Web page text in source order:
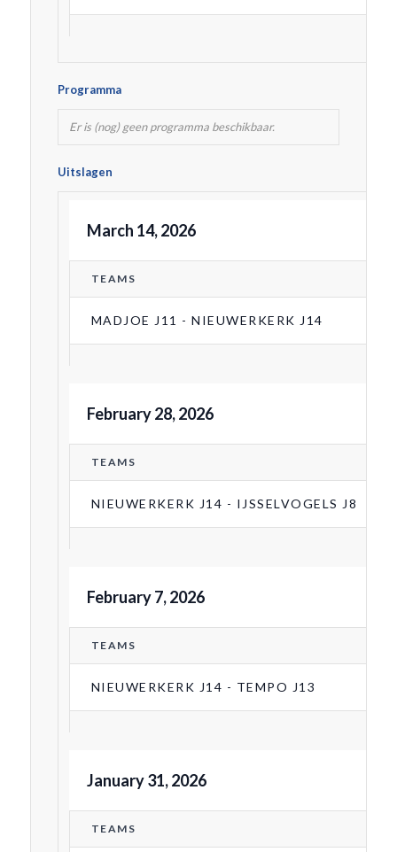
Programma
Er is (nog) geen programma beschikbaar.
Uitslagen
March 14, 2026
TEAMS
MADJOE J11 - NIEUWERKERK J14
February 28, 2026
TEAMS
NIEUWERKERK J14 - IJSSELVOGELS J8
February 7, 2026
TEAMS
NIEUWERKERK J14 - TEMPO J13
January 31, 2026
TEAMS